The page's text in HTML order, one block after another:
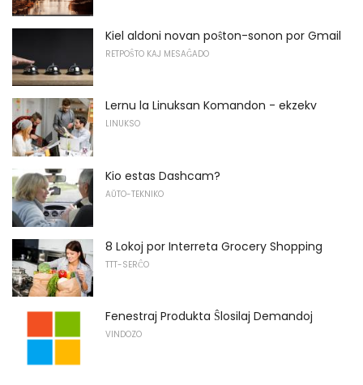
Kiel aldoni novan poŝton-sonon por Gmail
RETPOŜTO KAJ MESAĜADO
Lernu la Linuksan Komandon - ekzekv
LINUKSO
Kio estas Dashcam?
AŬTO-TEKNIKO
8 Lokoj por Interreta Grocery Shopping
TTT-SERĈO
Fenestraj Produkta Ŝlosilaj Demandoj
VINDOZO